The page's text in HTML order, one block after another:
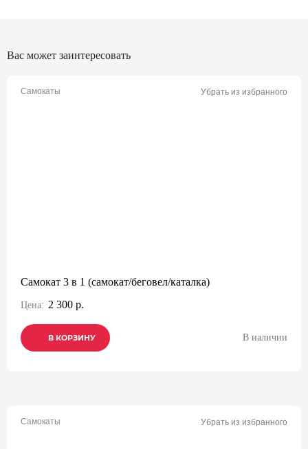
Вас может заинтересовать
Самокаты Убрать из избранного
Самокат 3 в 1 (самокат/беговел/каталка)
Цена: 2 300 р.
В КОРЗИНУ
В КОРЗИНУ
В КОРЗИНУ В наличии
Самокаты Убрать из избранного